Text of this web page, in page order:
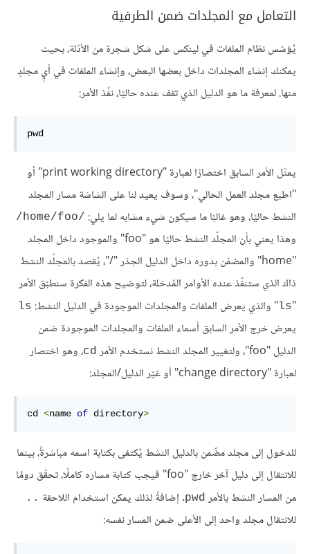
التعامل مع المجلدات ضمن الطرفية
يُؤسّس نظام الملفات في لينكس على شكل شجرة من الأدّلة، بحيث
يمكنك إنشاء المجلدات داخل بعضها البعض، وإنشاء الملفات في أيٍ مجلدٍ
منها. لمعرفة ما هو الدليل الذي تقف عنده حاليًا، نفّذ الأمر:
pwd
يمثّل الأمر السابق اختصارًا لعبارة "print working directory" أو
"اطبع مجلد العمل الحالي"، وسوف يعيد لنا على الشاشة مسار المجلد
النشط حاليًا، وهو غالبًا ما سيكون شيء مشابه لما يلي: /home/foo/
وهذا يعني بأن المجلّد النشط حاليًا هو "foo" والموجود داخل المجلد
"home" والمضمّن بدوره داخل الدليل الجذر "/"، يُقصد بالمجلّد النشط
ذاك الذي ستنفّذ عنده الأوامر المُدخلة، لتوضيح هذه الفكرة سنطبّق الأمر
"
ls" والذي يعرض الملفات والمجلدات الموجودة في الدليل النشط: ls
يعرض خرج الأمر السابق أسماء الملفات والمجلدات الموجودة ضمن
الدليل "foo"، ولتغيير المجلد النشط نستخدم الأمر
cd، وهو اختصار
لعبارة "change directory" أو غيّر الدليل/المجلد:
cd <name of directory>
للدخول إلى مجلد مضّمن بالدليل النشط يُكتفى بكتابة اسمه مباشرةً، بينما
للانتقال إلى دليل آخر خارج "foo" فيجب كتابة مساره كاملًا، تحقّق دومًا
من المسار النشط بالأمر pwd. إضافةً لذلك يمكن استخدام اللاحقة ..
للانتقال مجلد واحد إلى الأعلى ضمن المسار نفسه: